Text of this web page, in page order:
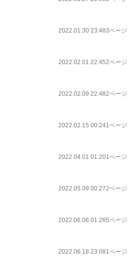
2022.01.30 23:483ページ
2022.02.01 22:452ページ
2022.02.09 22:482ページ
2022.02.15 00:241ページ
2022.04.01 01:201ページ
2022.05.09 00:272ページ
2022.06.06 01:265ページ
2022.06.18 23:081ページ